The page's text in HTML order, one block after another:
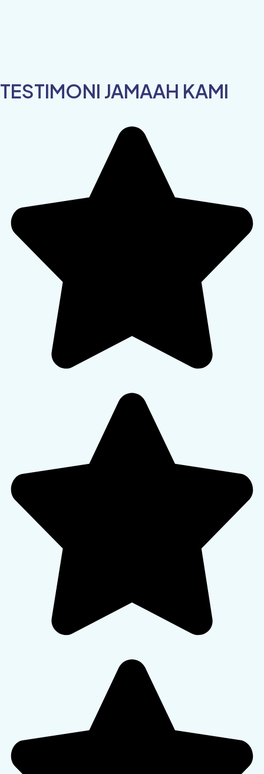
TESTIMONI JAMAAH KAMI